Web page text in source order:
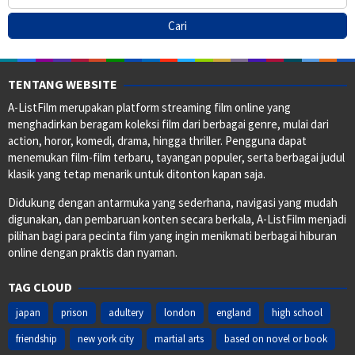
TENTANG WEBSITE
A-ListFilm merupakan platform streaming film online yang
menghadirkan beragam koleksi film dari berbagai genre, mulai dari
action, horor, komedi, drama, hingga thriller. Pengguna dapat
menemukan film-film terbaru, tayangan populer, serta berbagai judul
klasik yang tetap menarik untuk ditonton kapan saja.
Didukung dengan antarmuka yang sederhana, navigasi yang mudah
digunakan, dan pembaruan konten secara berkala, A-ListFilm menjadi
pilihan bagi para pecinta film yang ingin menikmati berbagai hiburan
online dengan praktis dan nyaman.
TAG CLOUD
japan prison adultery london england
high school
friendship
new york city martial arts based on novel or book